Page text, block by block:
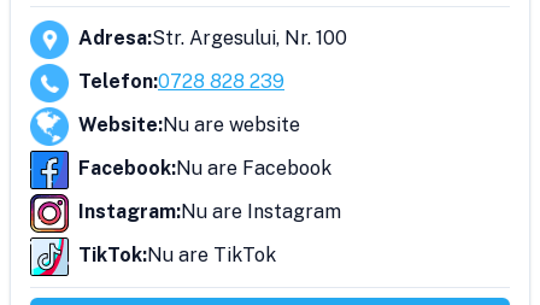
Adresa:Str. Argesului, Nr. 100
Telefon:0728 828 239
Website:Nu are website
Facebook:Nu are Facebook
Instagram:Nu are Instagram
TikTok:Nu are TikTok